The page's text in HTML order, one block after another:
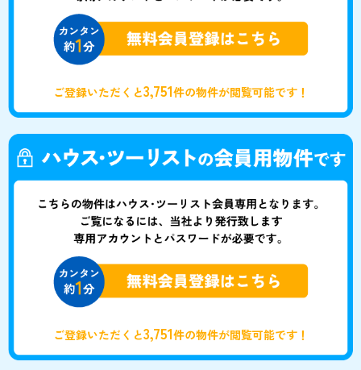
ご登録いただくと3,751件の物件が閲覧可能です！
ご登録いただくと3,751件の物件が閲覧可能です！